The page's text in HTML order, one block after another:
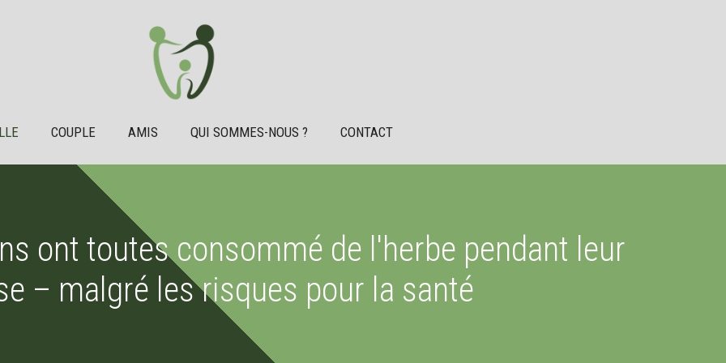
COUPLE AMIS QUI SOMMES-NOUS ? CONTACT
ont toutes consommé de l'herbe pendant leur
– malgré les risques pour la santé